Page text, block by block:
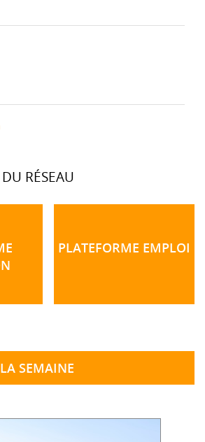
RÉSEAU
PLATEFORME EMPLOI
SEMAINE